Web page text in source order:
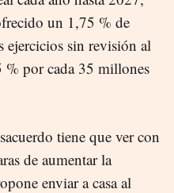
un 1,75 % de
ejercicios sin revisión al
por cada 35 millones
tiene que ver con
de aumentar la
enviar a casa al